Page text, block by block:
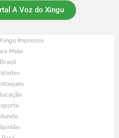
A Voz do Xingu
Impresso
Mole
Brasil